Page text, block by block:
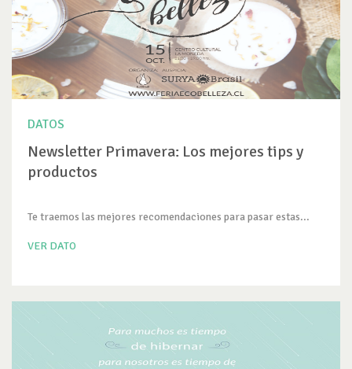
DATOS
Newsletter Primavera: Los mejores tips y
productos
Te traemos las mejores recomendaciones para pasar estas...
VER DATO